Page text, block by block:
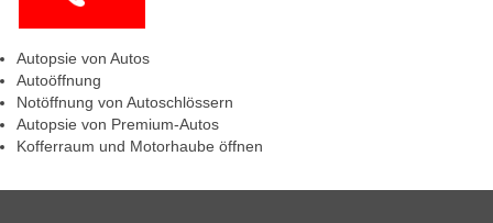
Autopsie von Autos
Autoöffnung
Notöffnung von Autoschlössern
Autopsie von Premium-Autos
Kofferraum und Motorhaube öffnen